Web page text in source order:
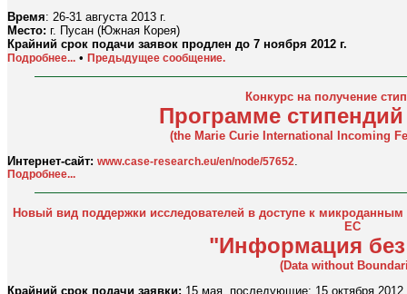
Время: 26-31 августа 2013 г.
Место: г. Пусан (Южная Корея)
Крайний срок подачи заявок продлен до 7 ноября 2012 г.
Подробнее... • Предыдущее сообщение.
Конкурс на получение
Программе
(the Marie Curie International Incoming
Интернет-сайт: www.case-research.eu/en/node/57652
Подробнее...
Новый вид поддержки исследователей в доступе к микроданным
ЕС
"Информация без
(Data without
Крайний срок подачи заявки: 15 мая, последующие: 15 октября 2012